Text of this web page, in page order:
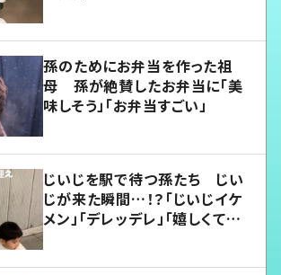
孫のためにお弁当を作った祖
母 孫が絶賛したお弁当に「美
味しそう」「お弁当すごい」
じいじを駅で待つ孫たち じい
じが来た瞬間…！？「じいじイケ
メン」「デレッデレ」「嬉しくて可